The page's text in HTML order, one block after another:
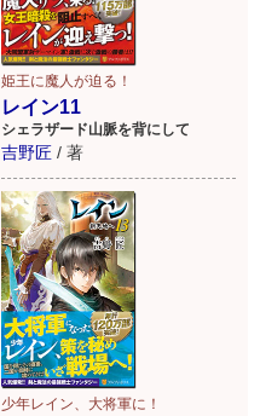
姫王に魔人が迫る！
レイン11
シェラザード山脈を背にして
吉野匠 / 著
少年レイン、大将軍に！